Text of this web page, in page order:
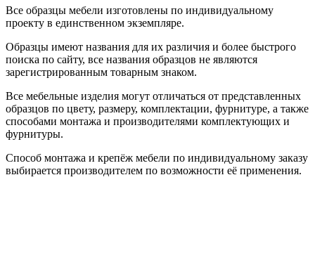
Все образцы мебели изготовлены по индивидуальному
проекту в единственном экземпляре.
Образцы имеют названия для их различия и более быстрого
поиска по сайту, все названия образцов не являются
зарегистрированным товарным знаком.
Все мебельные изделия могут отличаться от представленных
образцов по цвету, размеру, комплектации, фурнитуре, а также
способами монтажа и производителями комплектующих и
фурнитуры.
Способ монтажа и крепёж мебели по индивидуальному заказу
выбирается производителем по возможности её применения.